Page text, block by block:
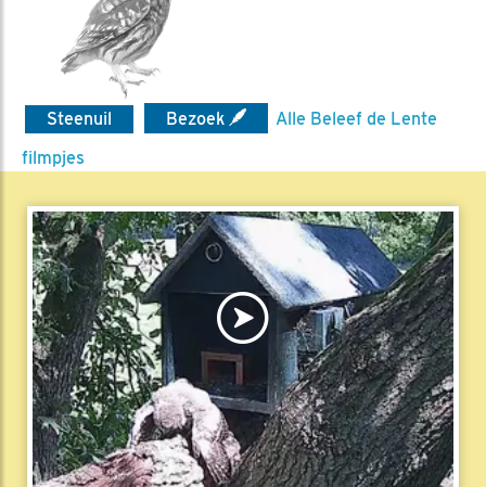
Steenuil Bezoek
Alle Beleef de Lente
filmpjes